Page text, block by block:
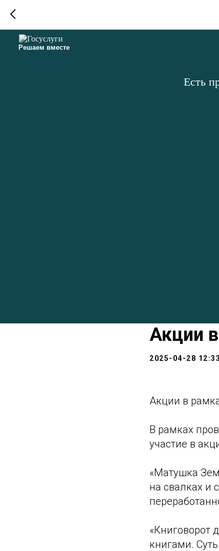
Решаем вместе
Есть
Акции
2025-04-28 12:33
Акции в
В рамках
участие в
«Матушка
на свалках и
«Книговорот
книгами.